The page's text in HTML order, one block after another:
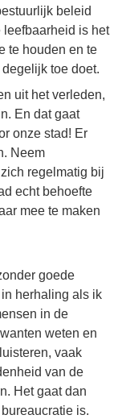
beleid
leefbaarheid is het
te houden en te
toe doet.
uit het verleden,
En dat gaat
onze stad! Er
Neem
regelmatig bij
echt behoefte
mee te maken
goede
herhaling als ik
in de
weten en
vaak
van de
Het gaat dan
is.